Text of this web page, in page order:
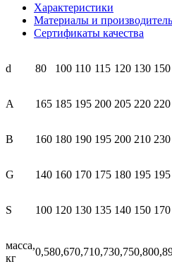
Площадка
опорная
(201)
Характеристики
Материалы и производитель
Сертификаты качества
d 80 100 110 115 120 130 150
А 165 185 195 200 205 220 220
В 160 180 190 195 200 210 230
G 140 160 170 175 180 195 195
S 100 120 130 135 140 150 170
масса,
кг
0,580,670,710,730,750,80